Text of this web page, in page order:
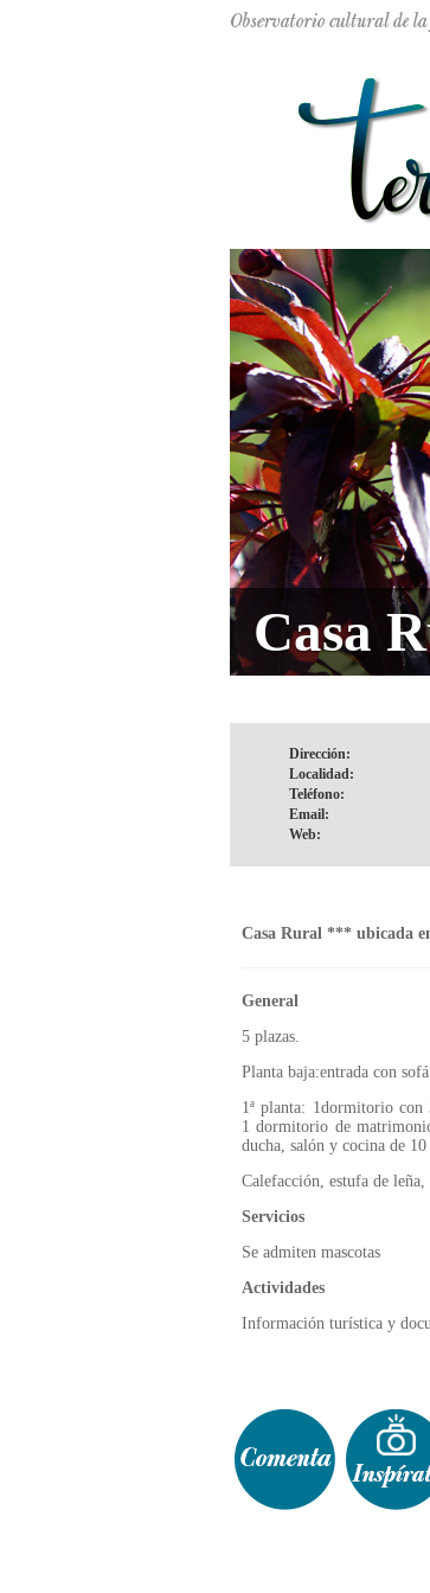
Casa
Dirección:
Localidad:
Teléfono:
Email:
Web:
Casa Rural *** ubicada
General
5 plazas.
Planta baja:entrada con
1ª planta: 1dormitorio con
1 dormitorio de
ducha, salón y cocina de
Calefacción, estufa de leña,
Servicios
Se admiten mascotas
Actividades
Información turística y